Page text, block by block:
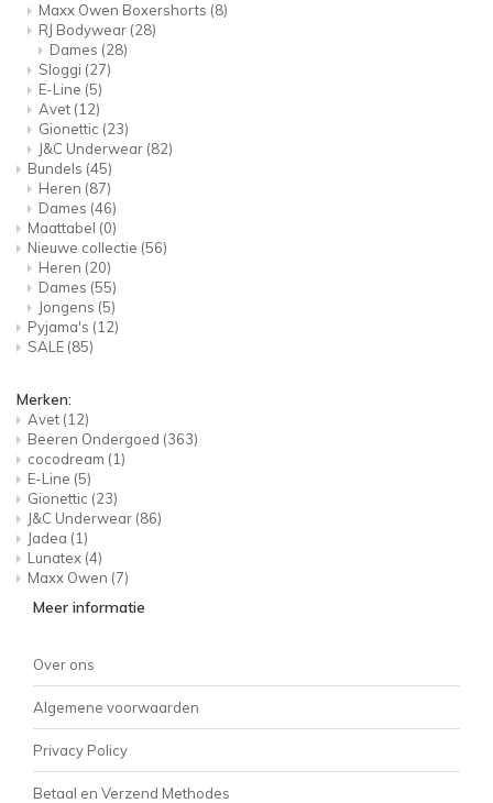
Maxx Owen Boxershorts (8)
RJ Bodywear (28)
Dames (28)
Sloggi (27)
E-Line (5)
Avet (12)
Gionettic (23)
J&C Underwear (82)
Bundels (45)
Heren (87)
Dames (46)
Maattabel (0)
Nieuwe collectie (56)
Heren (20)
Dames (55)
Jongens (5)
Pyjama's (12)
SALE (85)
Merken:
Avet (12)
Beeren Ondergoed (363)
cocodream (1)
E-Line (5)
Gionettic (23)
J&C Underwear (86)
Jadea (1)
Lunatex (4)
Maxx Owen (7)
Meer informatie
Over ons
Algemene voorwaarden
Privacy Policy
Betaal en Verzend Methodes